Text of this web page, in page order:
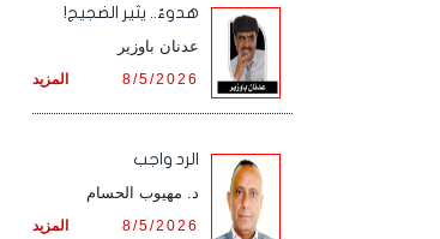
هدوءٌ.. يثير الضجيج!
عدنان باوزير
المزيد 8/5/2026
الرد واجب
د. مهيوب الحسام
المزيد 8/5/2026